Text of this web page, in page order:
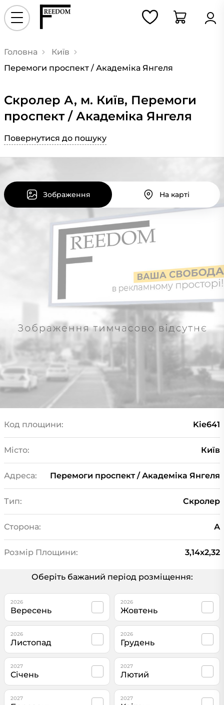
Головна
Київ
Перемоги проспект / Академіка Янгеля
Скролер А, м. Київ, Перемоги
проспект / Академіка Янгеля
Повернутися до пошуку
Зображення На карті
Код площини: Kie641
Місто: Київ
Адреса: Перемоги проспект / Академіка Янгеля
Тип: Скролер
Сторона: А
Розмір Площини: 3,14x2,32
Оберіть бажаний період розміщення:
2026
Вересень
2026
Жовтень
2026
Листопад
2026
Грудень
2027
Січень
2027
Лютий
2027 2027